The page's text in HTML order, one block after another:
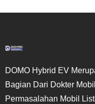
DOMO Hybrid EV
Bagian Dari Dokter
Permasalahan Mobil